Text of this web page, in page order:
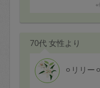
整理整頓に時間をさい
キピカピカにされるの
ありがとうございました
※
70代 女性より
⚪︎リリー⚪︎